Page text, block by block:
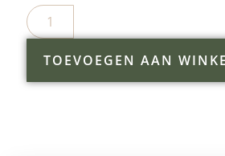
TOEVOEGEN AAN